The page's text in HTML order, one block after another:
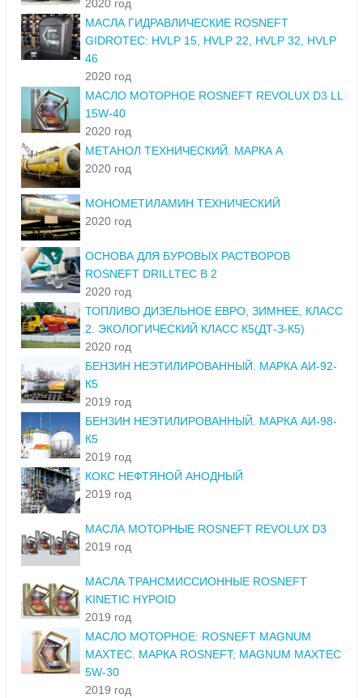
2020 год
МАСЛА ГИДРАВЛИЧЕСКИЕ ROSNEFT
GIDROTEC: HVLP 15, HVLP 22, HVLP 32, HVLP
46
2020 год
МАСЛО МОТОРНОЕ ROSNEFT REVOLUX D3 LL
15W-40
2020 год
МЕТАНОЛ ТЕХНИЧЕСКИЙ. МАРКА А
2020 год
МОНОМЕТИЛАМИН ТЕХНИЧЕСКИЙ
2020 год
ОСНОВА ДЛЯ БУРОВЫХ РАСТВОРОВ
ROSNEFT DRILLTEC B 2
2020 год
ТОПЛИВО ДИЗЕЛЬНОЕ ЕВРО, ЗИМНЕЕ, КЛАСС
2. ЭКОЛОГИЧЕСКИЙ КЛАСС К5(ДТ-З-К5)
2020 год
БЕНЗИН НЕЭТИЛИРОВАННЫЙ. МАРКА АИ-92-
К5
2019 год
БЕНЗИН НЕЭТИЛИРОВАННЫЙ. МАРКА АИ-98-
К5
2019 год
КОКС НЕФТЯНОЙ АНОДНЫЙ
2019 год
МАСЛА МОТОРНЫЕ ROSNEFT REVOLUX D3
2019 год
МАСЛА ТРАНСМИССИОННЫЕ ROSNEFT
KINETIC HYPOID
2019 год
МАСЛО МОТОРНОЕ: ROSNEFT MAGNUM
MAXTEC. МАРКА ROSNEFT; MAGNUM MAXTEC
5W-30
2019 год